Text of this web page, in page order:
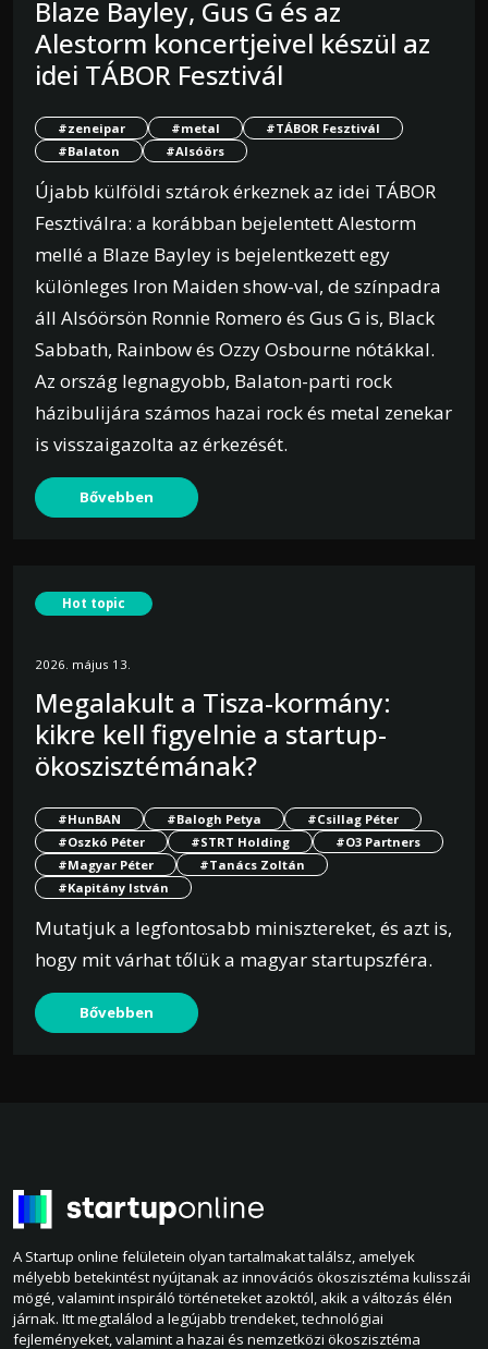
Blaze Bayley, Gus G és az
Alestorm koncertjeivel készül az
idei TÁBOR Fesztivál
#zeneipar #metal
#TÁBOR Fesztivál
#Balaton
#Alsóörs
Újabb külföldi sztárok érkeznek az idei TÁBOR
Fesztiválra: a korábban bejelentett Alestorm
mellé a Blaze Bayley is bejelentkezett egy
különleges Iron Maiden show-val, de színpadra
áll Alsóörsön Ronnie Romero és Gus G is, Black
Sabbath, Rainbow és Ozzy Osbourne nótákkal.
Az ország legnagyobb, Balaton-parti rock
házibulijára számos hazai rock és metal zenekar
is visszaigazolta az érkezését.
Bővebben
Hot topic
2026. május 13.
Megalakult a Tisza-kormány:
kikre kell figyelnie a startup-
ökoszisztémának?
#HunBAN #Balogh Petya
#Csillag Péter
#Oszkó Péter
#STRT Holding
#O3 Partners
#Magyar Péter
#Tanács Zoltán
#Kapitány István
Mutatjuk a legfontosabb minisztereket, és azt is,
hogy mit várhat tőlük a magyar startupszféra.
Bővebben
A Startup online felületein olyan tartalmakat találsz, amelyek
mélyebb betekintést nyújtanak az innovációs ökoszisztéma kulisszái
mögé, valamint inspiráló történeteket azoktól, akik a változás élén
járnak. Itt megtalálod a legújabb trendeket, technológiai
fejleményeket, valamint a hazai és nemzetközi ökoszisztéma